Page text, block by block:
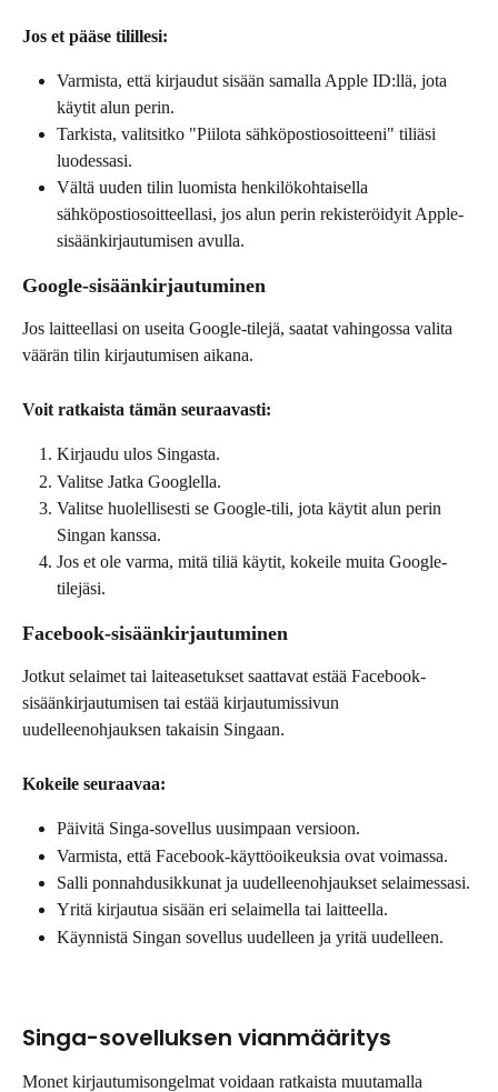
Jos et pääse tilillesi:
Varmista, että kirjaudut sisään samalla Apple ID:llä, jota
käytit alun perin.
Tarkista, valitsitko "Piilota sähköpostiosoitteeni" tiliäsi
luodessasi.
Vältä uuden tilin luomista henkilökohtaisella
sähköpostiosoitteellasi, jos alun perin rekisteröidyit Apple-
sisäänkirjautumisen avulla.
Google-sisäänkirjautuminen
Jos laitteellasi on useita Google-tilejä, saatat vahingossa valita
väärän tilin kirjautumisen aikana.
Voit ratkaista tämän seuraavasti:
Kirjaudu ulos Singasta.
Valitse Jatka Googlella.
Valitse huolellisesti se Google-tili, jota käytit alun perin
Singan kanssa.
Jos et ole varma, mitä tiliä käytit, kokeile muita Google-
tilejäsi.
Facebook-sisäänkirjautuminen
Jotkut selaimet tai laiteasetukset saattavat estää Facebook-
sisäänkirjautumisen tai estää kirjautumissivun
uudelleenohjauksen takaisin Singaan.
Kokeile seuraavaa:
Päivitä Singa-sovellus uusimpaan versioon.
Varmista, että Facebook-käyttöoikeuksia ovat voimassa.
Salli ponnahdusikkunat ja uudelleenohjaukset selaimessasi.
Yritä kirjautua sisään eri selaimella tai laitteella.
Käynnistä Singan sovellus uudelleen ja yritä uudelleen.
Singa-sovelluksen vianmääritys
Monet kirjautumisongelmat voidaan ratkaista muutamalla